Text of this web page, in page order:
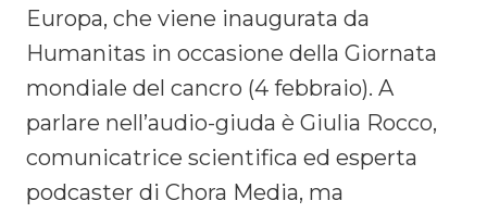
Europa, che viene inaugurata da
Humanitas in occasione della Giornata
mondiale del cancro (4 febbraio). A
parlare nell’audio-giuda è Giulia Rocco,
comunicatrice scientifica ed esperta
podcaster di Chora Media, ma